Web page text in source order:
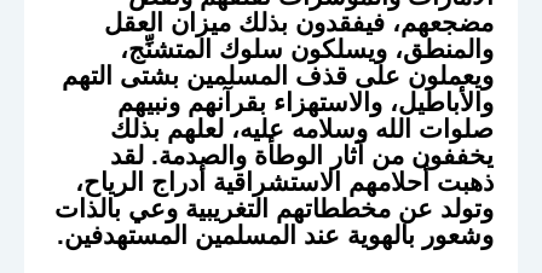
مضجعهم، فيفقدون بذلك ميزان العقل
والمنطق، ويسلكون سلوك المتشنِّج،
ويعملون على قذف المسلمين بشتى التهم
والأباطيل، والاستهزاء بقرآنهم ونبيهم
صلوات الله وسلامه عليه، لعلهم بذلك
يخففون من آثار الوطأة والصدمة. لقد
ذهبت أحلامهم الاستشراقية أدراج الرياح،
وتولد عن مخططاتهم التغريبية وعي بالذات
وشعور بالهوية عند المسلمين المستهدفين.